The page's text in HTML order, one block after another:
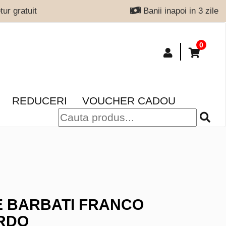
gratuit Banii inapoi in 3 zile
0
REDUCERI VOUCHER CADOU
BARBATI FRANCO